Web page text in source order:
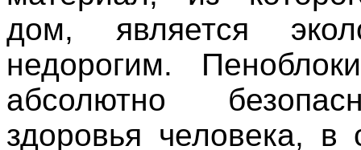
дом, является
недорогим.
абсолютно
здоровья человека, в